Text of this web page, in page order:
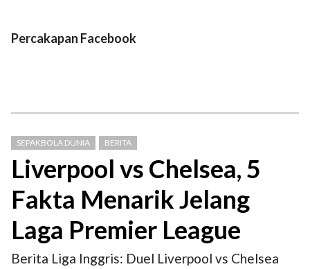
Percakapan Facebook
SEPAKBOLA DUNIA BERITA
Liverpool vs Chelsea, 5
Fakta Menarik Jelang
Laga Premier League
Berita Liga Inggris: Duel Liverpool vs Chelsea